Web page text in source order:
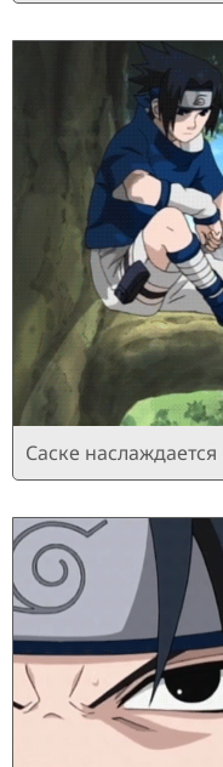
Саске